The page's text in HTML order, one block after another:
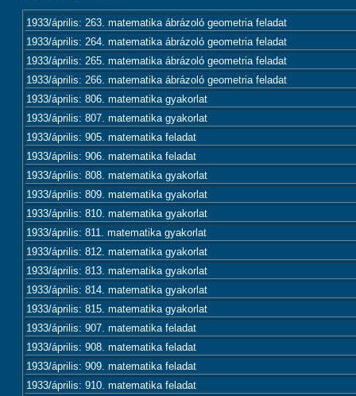
1933/április: 263. matematika ábrázoló geometria feladat
1933/április: 264. matematika ábrázoló geometria feladat
1933/április: 265. matematika ábrázoló geometria feladat
1933/április: 266. matematika ábrázoló geometria feladat
1933/április: 806. matematika gyakorlat
1933/április: 807. matematika gyakorlat
1933/április: 905. matematika feladat
1933/április: 906. matematika feladat
1933/április: 808. matematika gyakorlat
1933/április: 809. matematika gyakorlat
1933/április: 810. matematika gyakorlat
1933/április: 811. matematika gyakorlat
1933/április: 812. matematika gyakorlat
1933/április: 813. matematika gyakorlat
1933/április: 814. matematika gyakorlat
1933/április: 815. matematika gyakorlat
1933/április: 907. matematika feladat
1933/április: 908. matematika feladat
1933/április: 909. matematika feladat
1933/április: 910. matematika feladat